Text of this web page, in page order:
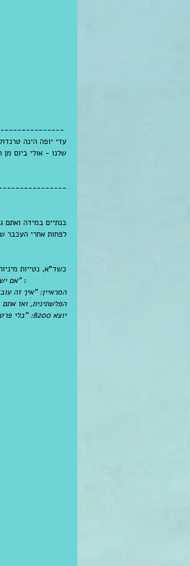
עדי יופה הינה
שלנו - אולי ביום מן
בנתיים במידה
לפחות אחרי העכבר
כשד"א, נטייות
: "אם
המראיין: "איך זה
הפלשתינית, ואז
יוצא 8200: "בלי פרטים זה בערך תואם את מה שאמרת".